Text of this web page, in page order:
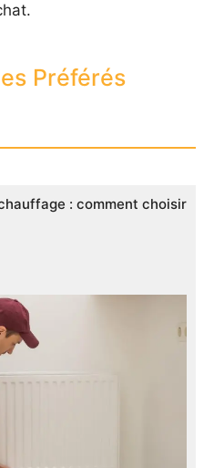
Préférés
: comment choisir